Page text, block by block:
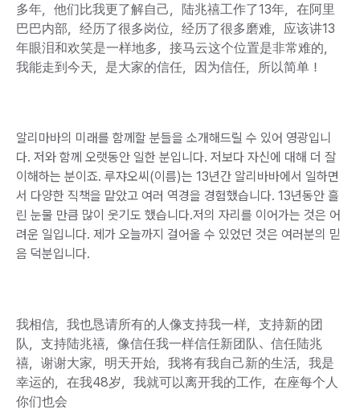
多年，他们比我更了解自己，陆兆禧工作了13年，在阿里
巴巴内部，经历了很多岗位，经历了很多磨难，应该讲13
年眼泪和欢笑是一样地多，接马云这个位置是非常难的，
我能走到今天，是大家的信任，因为信任，所以简单！
알리마바의 미래를 함께할 분들을 소개해드릴 수 있어 영광입니
다. 저와 함께 오랫동안 일한 분입니다. 저보다 자신에 대해 더 잘
이해하는 분이죠. 루쟈오씨(이름)는 13년간 알리바바에서 일하면
서 다양한 직책을 맡았고 여러 역경을 경험했습니다. 13년동안 흘
린 눈물 만큼 많이 웃기도 했습니다.저의 자리를 이어가는 것은 어
려운 일입니다. 제가 오늘까지 걸어올 수 있었던 것은 여러분의 믿
음 덕분입니다.
我相信，我也恳请所有的人像支持我一样，支持新的团
队，支持陆兆禧，像信任我一样信任新团队、信任陆兆
禧，谢谢大家，明天开始，我将有我自己新的生活，我是
幸运的，在我48岁，我就可以离开我的工作，在座每个人
你们也会